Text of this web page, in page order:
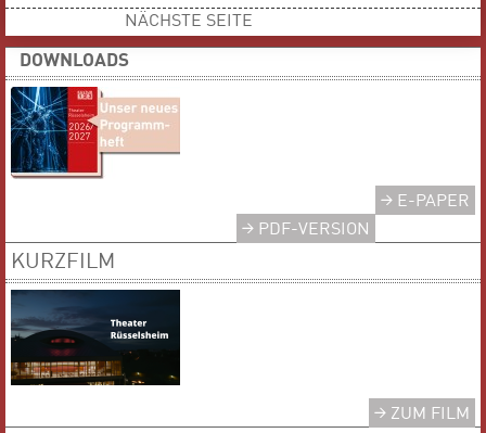
NÄCHSTE SEITE
DOWNLOADS
E-PAPER
PDF-VERSION
KURZFILM
ZUM FILM